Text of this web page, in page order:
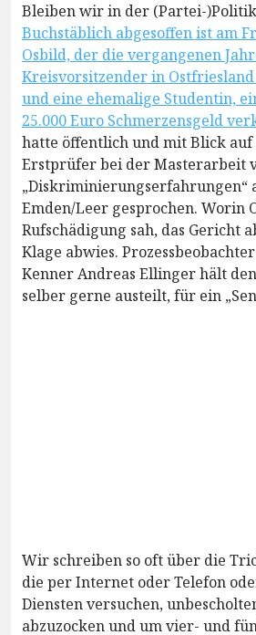
Bleiben wir in der (Partei-
Buchstäblich abgesoffen ist am
Osbild, der die vergangenen
Kreisvorsitzender in
und eine ehemalige Studentin,
25.000 Euro Schmerzensgeld
hatte öffentlich und mit Blick auf
Erstprüfer bei der Masterarbeit
„Diskriminierungserfahrungen“
Emden/Leer gesprochen. Worin
Rufschädigung sah, das Gericht
Klage abwies.
Kenner Andreas Ellinger hält
selber gerne austeilt, für ein
Wir schreiben so oft über die
die per Internet oder Telefon
Diensten versuchen,
abzuzocken und um vier- und